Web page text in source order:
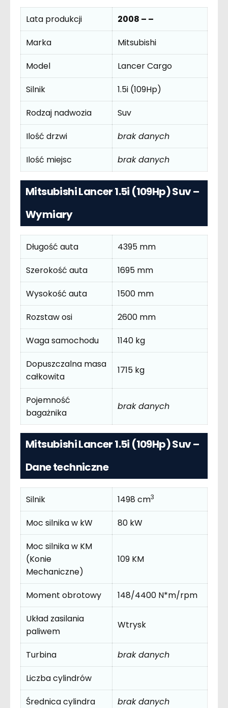
Lata produkcji
2008 – –
Marka
Mitsubishi
Model
Lancer Cargo
Silnik
1.5i (109Hp)
Rodzaj nadwozia
Suv
Ilość drzwi
brak danych
Ilość miejsc
brak danych
Mitsubishi Lancer 1.5i (109Hp) Suv –
Wymiary
Długość auta
4395 mm
Szerokość auta
1695 mm
Wysokość auta
1500 mm
Rozstaw osi
2600 mm
Waga samochodu
1140 kg
Dopuszczalna masa
całkowita
1715 kg
Pojemność
bagażnika
brak danych
Mitsubishi Lancer 1.5i (109Hp) Suv –
Dane techniczne
Silnik 1498 cm3
Moc silnika w kW
80 kW
Moc silnika w KM
(Konie
Mechaniczne)
109 KM
Moment obrotowy
148/4400 N*m/rpm
Układ zasilania
paliwem
Wtrysk
Turbina
brak danych
Liczba cylindrów
Średnica cylindra
brak danych